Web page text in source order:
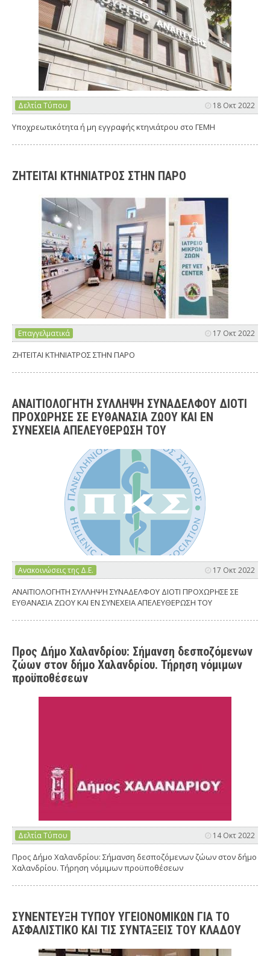
Δελτία Τύπου 18 Οκτ 2022
Υποχρεωτικότητα ή μη εγγραφής κτηνιάτρου στο ΓΕΜΗ
ΖΗΤΕΙΤΑΙ ΚΤΗΝΙΑΤΡΟΣ ΣΤΗΝ ΠΑΡΟ
Επαγγελματικά 17 Οκτ 2022
ΖΗΤΕΙΤΑΙ ΚΤΗΝΙΑΤΡΟΣ ΣΤΗΝ ΠΑΡΟ
ΑΝΑΙΤΙΟΛΟΓΗΤΗ ΣΥΛΛΗΨΗ ΣΥΝΑΔΕΛΦΟΥ ΔΙΟΤΙ
ΠΡΟΧΩΡΗΣΕ ΣΕ ΕΥΘΑΝΑΣΙΑ ΖΩΟΥ ΚΑΙ ΕΝ
ΣΥΝΕΧΕΙΑ ΑΠΕΛΕΥΘΕΡΩΣΗ ΤΟΥ
Ανακοινώσεις της Δ.Ε. 17 Οκτ 2022
ΑΝΑΙΤΙΟΛΟΓΗΤΗ ΣΥΛΛΗΨΗ ΣΥΝΑΔΕΛΦΟΥ ΔΙΟΤΙ ΠΡΟΧΩΡΗΣΕ ΣΕ
ΕΥΘΑΝΑΣΙΑ ΖΩΟΥ ΚΑΙ ΕΝ ΣΥΝΕΧΕΙΑ ΑΠΕΛΕΥΘΕΡΩΣΗ ΤΟΥ
Προς Δήμο Χαλανδρίου: Σήμανση δεσποζόμενων
ζώων στον δήμο Χαλανδρίου. Τήρηση νόμιμων
προϋποθέσεων
Δελτία Τύπου 14 Οκτ 2022
Προς Δήμο Χαλανδρίου: Σήμανση δεσποζόμενων ζώων στον δήμο
Χαλανδρίου. Τήρηση νόμιμων προϋποθέσεων
ΣΥΝΕΝΤΕΥΞΗ ΤΥΠΟΥ ΥΓΕΙΟΝΟΜΙΚΩΝ ΓΙΑ ΤΟ
ΑΣΦΑΛΙΣΤΙΚΟ ΚΑΙ ΤΙΣ ΣΥΝΤΑΞΕΙΣ ΤΟΥ ΚΛΑΔΟΥ